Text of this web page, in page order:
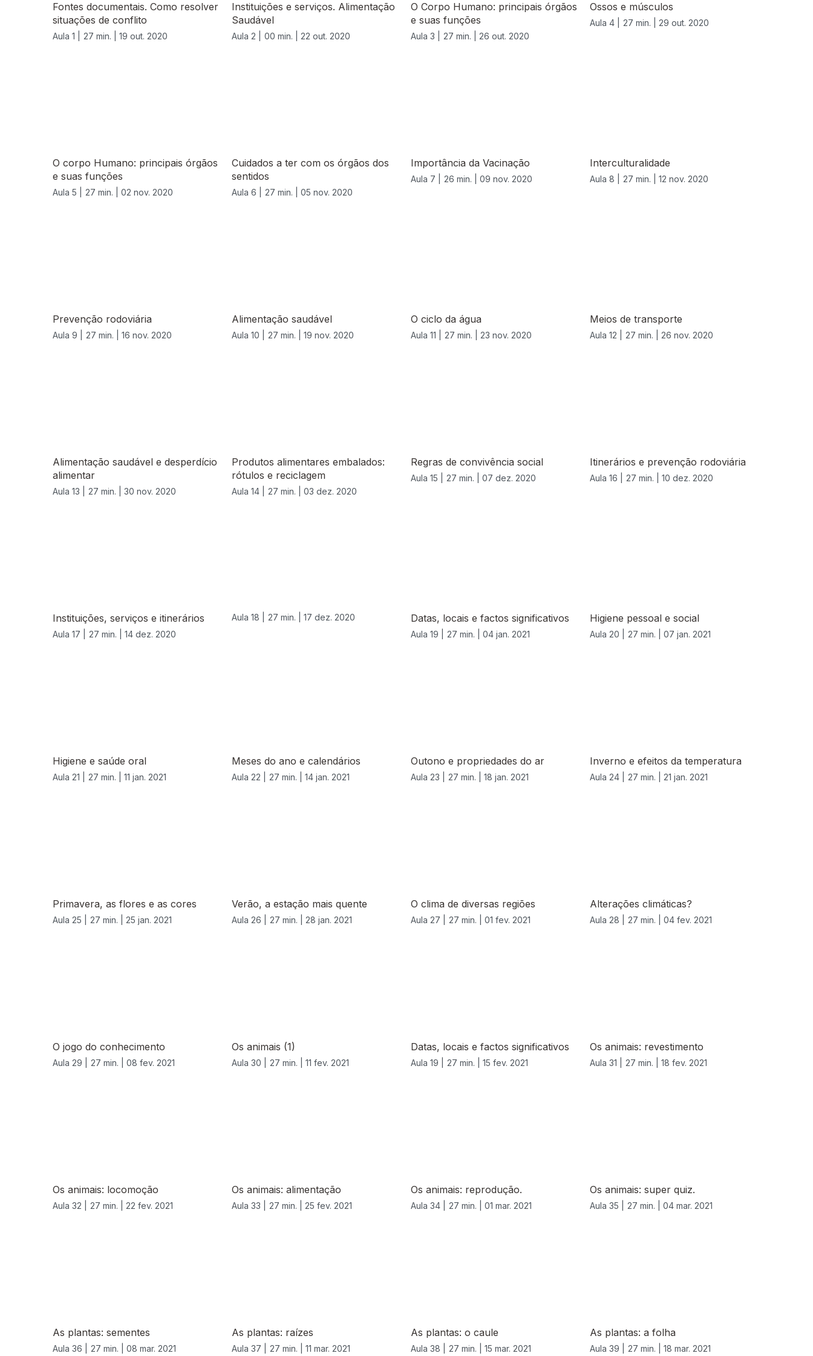
Fontes documentais. Como resolver
situações de conflito
Aula 1 | 27 min. | 19 out. 2020
Instituições e serviços. Alimentação
Saudável
Aula 2 | 00 min. | 22 out. 2020
O Corpo Humano: principais órgãos
e suas funções
Aula 3 | 27 min. | 26 out. 2020
Ossos e músculos
Aula 4 | 27 min. | 29 out. 2020
O corpo Humano: principais órgãos
e suas funções
Aula 5 | 27 min. | 02 nov. 2020
Cuidados a ter com os órgãos dos
sentidos
Aula 6 | 27 min. | 05 nov. 2020
Importância da Vacinação
Aula 7 | 26 min. | 09 nov. 2020
Interculturalidade
Aula 8 | 27 min. | 12 nov. 2020
Prevenção rodoviária
Aula 9 | 27 min. | 16 nov. 2020
Alimentação saudável
Aula 10 | 27 min. | 19 nov. 2020
O ciclo da água
Aula 11 | 27 min. | 23 nov. 2020
Meios de transporte
Aula 12 | 27 min. | 26 nov. 2020
Alimentação saudável e desperdício
alimentar
Aula 13 | 27 min. | 30 nov. 2020
Produtos alimentares embalados:
rótulos e reciclagem
Aula 14 | 27 min. | 03 dez. 2020
Regras de convivência social
Aula 15 | 27 min. | 07 dez. 2020
Itinerários e prevenção rodoviária
Aula 16 | 27 min. | 10 dez. 2020
Instituições, serviços e itinerários
Aula 17 | 27 min. | 14 dez. 2020
Aula 18 | 27 min. | 17 dez. 2020 Datas, locais e factos significativos
Aula 19 | 27 min. | 04 jan. 2021
Higiene pessoal e social
Aula 20 | 27 min. | 07 jan. 2021
Higiene e saúde oral
Aula 21 | 27 min. | 11 jan. 2021
Meses do ano e calendários
Aula 22 | 27 min. | 14 jan. 2021
Outono e propriedades do ar
Aula 23 | 27 min. | 18 jan. 2021
Inverno e efeitos da temperatura
Aula 24 | 27 min. | 21 jan. 2021
Primavera, as flores e as cores
Aula 25 | 27 min. | 25 jan. 2021
Verão, a estação mais quente
Aula 26 | 27 min. | 28 jan. 2021
O clima de diversas regiões
Aula 27 | 27 min. | 01 fev. 2021
Alterações climáticas?
Aula 28 | 27 min. | 04 fev. 2021
O jogo do conhecimento
Aula 29 | 27 min. | 08 fev. 2021
Os animais (1)
Aula 30 | 27 min. | 11 fev. 2021
Datas, locais e factos significativos
Aula 19 | 27 min. | 15 fev. 2021
Os animais: revestimento
Aula 31 | 27 min. | 18 fev. 2021
Os animais: locomoção
Aula 32 | 27 min. | 22 fev. 2021
Os animais: alimentação
Aula 33 | 27 min. | 25 fev. 2021
Os animais: reprodução.
Aula 34 | 27 min. | 01 mar. 2021
Os animais: super quiz.
Aula 35 | 27 min. | 04 mar. 2021
As plantas: sementes
Aula 36 | 27 min. | 08 mar. 2021
As plantas: raízes
Aula 37 | 27 min. | 11 mar. 2021
As plantas: o caule
Aula 38 | 27 min. | 15 mar. 2021
As plantas: a folha
Aula 39 | 27 min. | 18 mar. 2021